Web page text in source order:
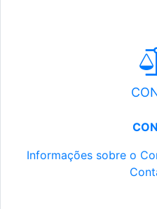
Informações sobre o